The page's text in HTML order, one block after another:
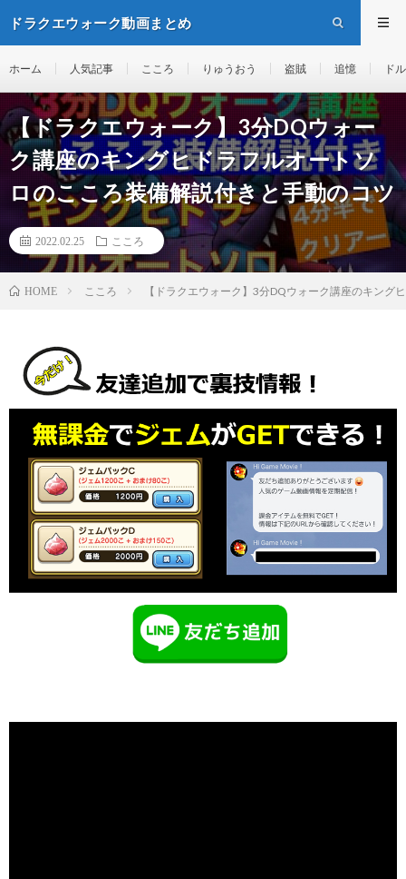
ドラクエウォーク動画まとめ
ホーム 人気記事 こころ りゅうおう 盗賊 追憶 ド
【ドラクエウォーク】3分DQウォー
ク講座のキングヒドラフルオートソ
ロのこころ装備解説付きと手動のコツ
2022.02.25 こころ
HOME こころ 【ドラクエウォーク】3分DQウォーク講座のキン